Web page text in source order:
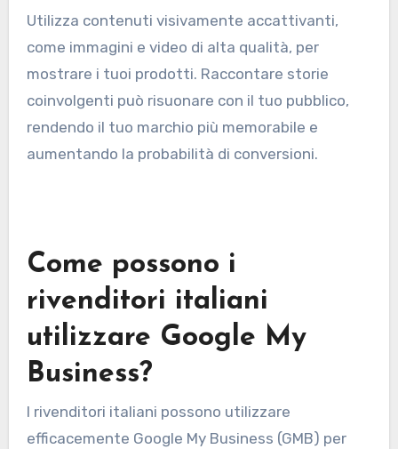
Utilizza contenuti visivamente accattivanti,
come immagini e video di alta qualità, per
mostrare i tuoi prodotti. Raccontare storie
coinvolgenti può risuonare con il tuo pubblico,
rendendo il tuo marchio più memorabile e
aumentando la probabilità di conversioni.
Come possono i
rivenditori italiani
utilizzare Google My
Business?
I rivenditori italiani possono utilizzare
efficacemente Google My Business (GMB) per